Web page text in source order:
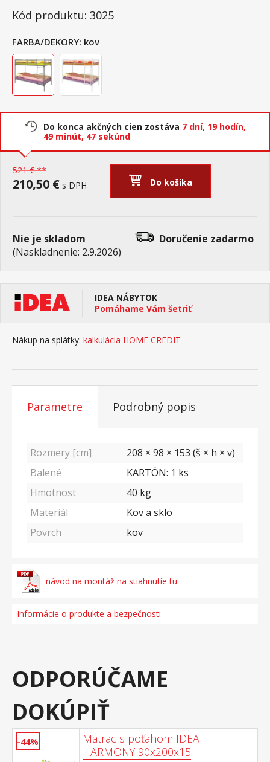
Kód produktu: 3025
FARBA/DEKORY: kov
Do konca akčných cien zostáva 7 dní, 19 hodín,
49 minút, 47 sekúnd
521 € **
210,50 € s DPH Do košíka
Nie je skladom
(Naskladnenie: 2.9.2026)
Doručenie zadarmo
IDEA NÁBYTOK
Pomáhame Vám šetriť
Nákup na splátky: kalkulácia HOME CREDIT
Parametre Podrobný popis
Rozmery [cm]
208 × 98 × 153 (š × h × v)
Balené
KARTÓN: 1 ks
Hmotnost
40 kg
Materiál
Kov a sklo
Povrch
kov
návod na montáž na stiahnutie tu
Informácie o produkte a bezpečnosti
ODPORÚČAME
DOKÚPIŤ
-44%
Matrac s poťahom IDEA
HARMONY 90x200x15